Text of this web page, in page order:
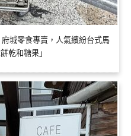
府城零食專賣，人氣繽紛台式馬
乾和糖果」